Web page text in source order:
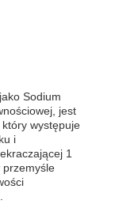
Sodium
jest
występuje
i
1
przemyśle